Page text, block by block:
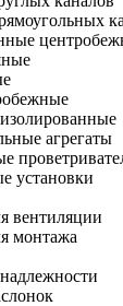
агрегаты
установки
вентиляции
монтажа